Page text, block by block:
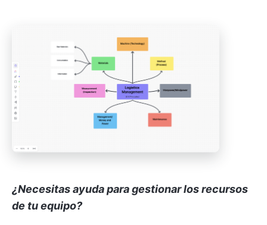
¿Necesitas ayuda para gestionar los recursos
de tu equipo?